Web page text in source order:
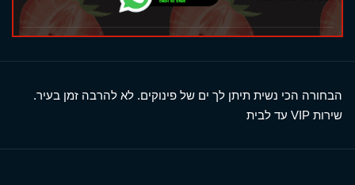
הבחורה הכי נשית תיתן לך ים של פינוקים. לא להרבה זמן בעיר.
שירות VIP עד לבית